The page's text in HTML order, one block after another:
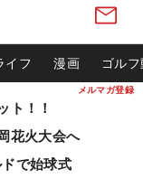
メルマガ登録
イフ 漫画 ゴル
ト！！
花火大会へ
で始球式